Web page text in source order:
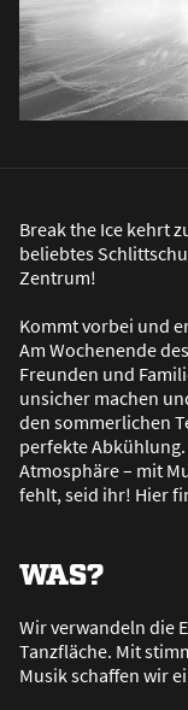
Break the Ice kehrt
beliebtes
Zentrum!
Kommt vorbei und
Am Wochenende
Freunden und
unsicher machen
den sommerlichen
perfekte
Atmosphäre – mit
fehlt, seid ihr! Hier
WAS?
Wir verwandeln die
Tanzfläche. Mit
Musik schaffen wir